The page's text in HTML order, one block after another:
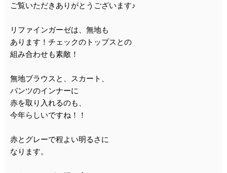
ご覧いただきありがとうございます♪
リファインガーゼは、無地も
あります！チェックのトップスとの
組み合わせも素敵！
無地ブラウスと、スカート、
パンツのインナーに
赤を取り入れるのも、
今年らしいですね！！
赤とグレーで程よい明るさに
なります。